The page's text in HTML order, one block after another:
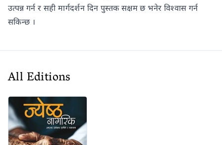
उत्पन्न गर्न र सही मार्गदर्शन दिन पुस्तक सक्षम छ भनेर विश्वास गर्न
सकिन्छ ।
All Editions